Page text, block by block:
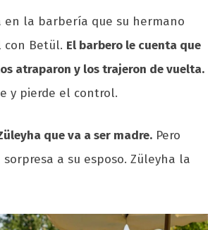
en la barbería que su hermano
con Betül. El barbero le cuenta que
atraparon y los trajeron de vuelta.
y pierde el control.
que va a ser madre. Pero
a su esposo. Züleyha la